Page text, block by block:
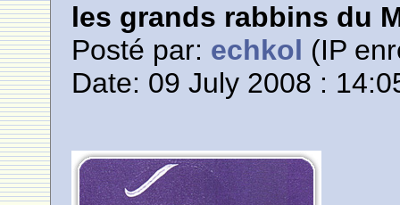
les grands rabbins du
Posté par: echkol (IP
Date: 09 July 2008 :